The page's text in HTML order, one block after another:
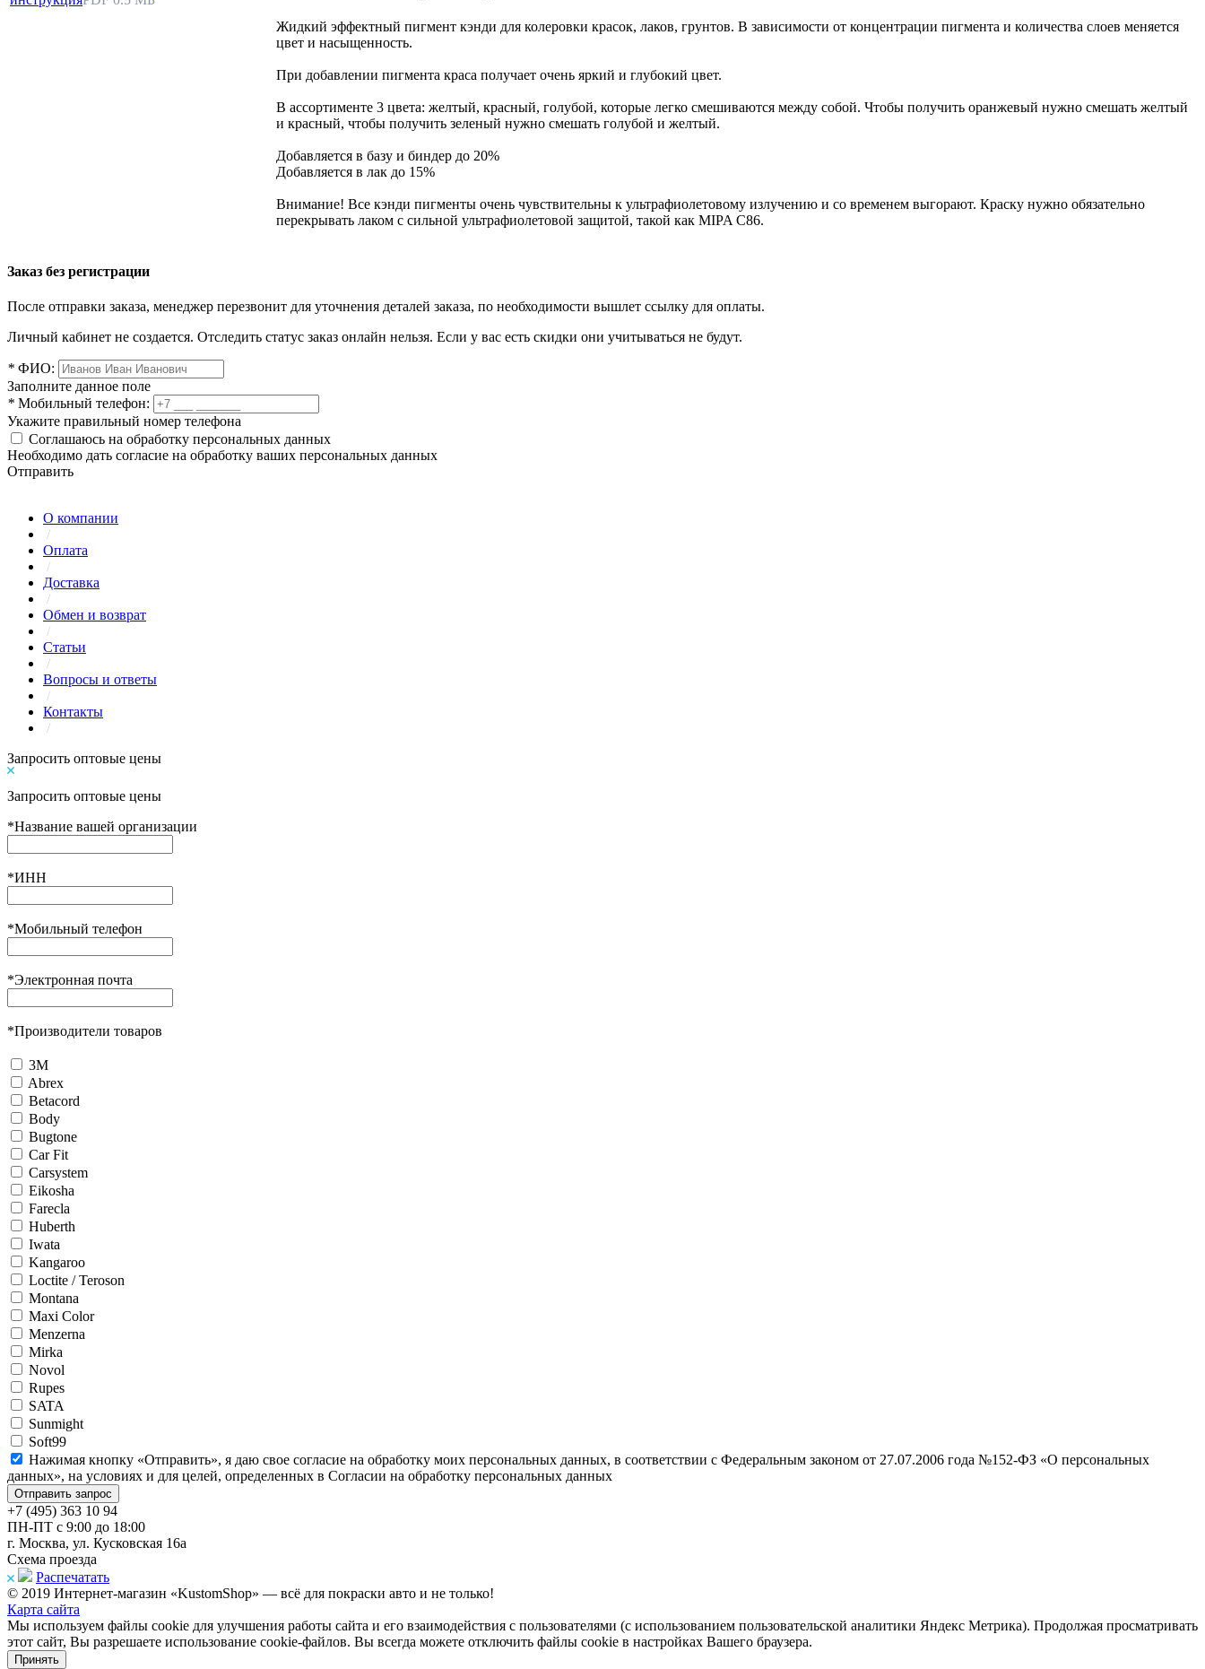
Жидкий эффектный пигмент кэнди для колеровки красок, лаков, грунтов. В зависимости от концентрации пигмента и количества слоев меняется
цвет и насыщенность.
При добавлении пигмента краса получает очень яркий и глубокий цвет.
В ассортименте 3 цвета: желтый, красный, голубой, которые легко смешиваются между собой. Чтобы получить оранжевый нужно смешать желтый
и красный, чтобы получить зеленый нужно смешать голубой и желтый.
Добавляется в базу и биндер до 20%
Добавляется в лак до 15%
Внимание! Все кэнди пигменты очень чувствительны к ультрафиолетовому излучению и со временем выгорают. Краску нужно обязательно
перекрывать лаком с сильной ультрафиолетовой защитой, такой как MIPA C86.
Заказ без регистрации
После отправки заказа, менеджер перезвонит для уточнения деталей заказа, по необходимости вышлет ссылку для оплаты.
Личный кабинет не создается. Отследить статус заказ онлайн нельзя. Если у вас есть скидки они учитываться не будут.
* ФИО:
Заполните данное поле
* Мобильный телефон:
Укажите правильный номер телефона
Соглашаюсь на обработку персональных данных
Необходимо дать согласие на обработку ваших персональных данных
Отправить
О компании
/
Оплата
/
Доставка
/
Обмен и возврат
/
Статьи
/
Вопросы и ответы
/
Контакты
/
Запросить оптовые цены
Запросить оптовые цены
*Название вашей организации
*ИНН
*Мобильный телефон
*Электронная почта
*Производители товаров
3М
Abrex
Betacord
Body
Bugtone
Car Fit
Carsystem
Eikosha
Farecla
Huberth
Iwata
Kangaroo
Loctite / Teroson
Montana
Maxi Color
Menzerna
Mirka
Novol
Rupes
SATA
Sunmight
Soft99
Нажимая кнопку «Отправить», я даю свое согласие на обработку моих персональных данных, в соответствии с Федеральным законом от 27.07.2006 года №152-ФЗ «О персональных
данных», на условиях и для целей, определенных в Согласии на обработку персональных данных
+7 (495) 363 10 94
ПН-ПТ с 9:00 до 18:00
г. Москва, ул. Кусковская 16а
Схема проезда
Распечатать
© 2019 Интернет-магазин «KustomShop» — всё для покраски авто и не только!
Карта сайта
Мы используем файлы cookie для улучшения работы сайта и его взаимодействия с пользователями (с использованием пользовательской аналитики Яндекс Метрика). Продолжая просматривать
этот сайт, Вы разрешаете использование cookie-файлов. Вы всегда можете отключить файлы cookie в настройках Вашего браузера.
Принять